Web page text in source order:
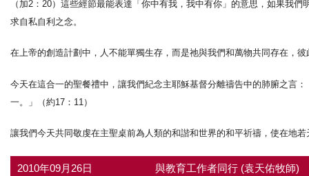
（加2：20）這些經節最能表達「你中有我，我中有你」的意思，如果我
求自私自利之念。
在上帝的創造計劃中，人不能單獨生存，而是祂與我們和萬物共同存在，
今天在這合一的聖餐禮中，讓我們紀念主耶穌基督分離禱告中的肺腑之言
一。」（約17：11）
讓我們今天共同敬虔在主聖桌前為人類的和諧和世界的和平祈禱，使在地
2010年09月26日 與教育工作者同行 (袁天佑牧師)